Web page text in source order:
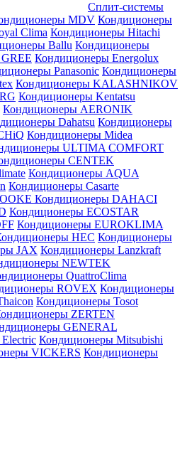
Сплит-системы
MDV Кондиционеры
Clima Кондиционеры Hitachi
Ballu Кондиционеры
Кондиционеры Energolux
Panasonic Кондиционеры
Кондиционеры KALASHNIKOV
Кондиционеры Kentatsu
Кондиционеры AERONIK
Dahatsu Кондиционеры
Кондиционеры Midea
ULTIMA COMFORT
CENTEK
Кондиционеры AQUA
Кондиционеры Casarte
Кондиционеры DAHACI
Кондиционеры ECOSTAR
Кондиционеры EUROKLIMA
HEC Кондиционеры
JAX Кондиционеры Lanzkraft
NEWTEK
QuattroClima
ROVEX Кондиционеры
Кондиционеры Tosot
ZERTEN
GENERAL
Кондиционеры Mitsubishi
VICKERS Кондиционеры